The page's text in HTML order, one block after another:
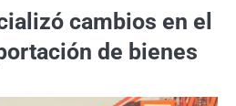
cambios en el
de bienes